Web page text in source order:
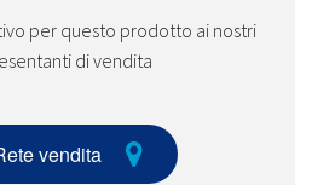
per questo prodotto ai nostri
di vendita
vendita